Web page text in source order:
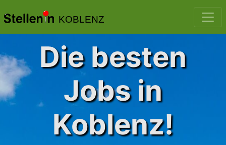
KOBLENZ
Die besten
Jobs in
Koblenz!